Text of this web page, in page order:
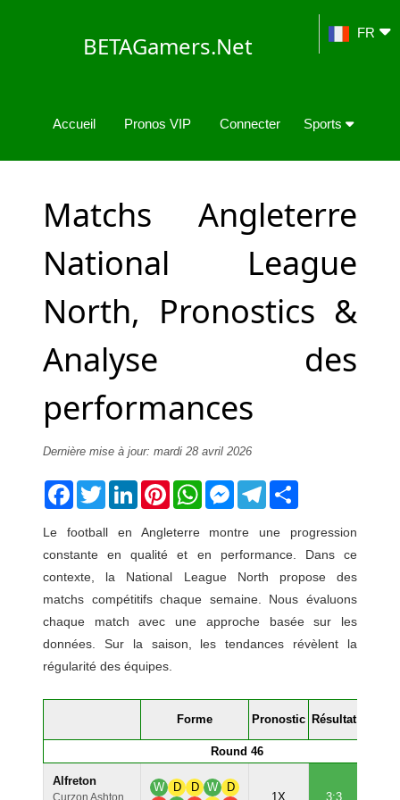
BETAGamers.Net FR
Accueil Pronos VIP Connecter Sports
Matchs Angleterre
National League
North, Pronostics &
Analyse des
performances
Dernière mise à jour: mardi 28 avril 2026
FacebookTwitterLinkedInPinterestWhatsAppMessenger
Telegram
Le football en Angleterre montre une progression
constante en qualité et en performance. Dans ce
contexte, la National League North propose des
matchs compétitifs chaque semaine. Nous évaluons
chaque match avec une approche basée sur les
données. Sur la saison, les tendances révèlent la
régularité des équipes.
Forme Pronostic Résultat
Round 46
Alfreton
Curzon Ashton
W D D W
D
1X 3:3